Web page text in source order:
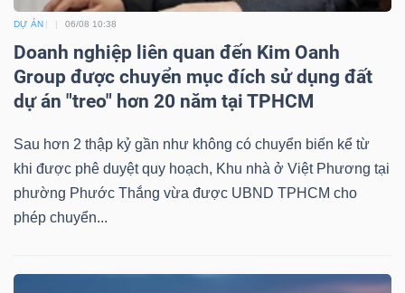
DỰ ÁN 06/08 10:38
Doanh nghiệp liên quan đến Kim Oanh
Group được chuyển mục đích sử dụng đất
dự án "treo" hơn 20 năm tại TPHCM
Sau hơn 2 thập kỷ gần như không có chuyển biến kể từ
khi được phê duyệt quy hoạch, Khu nhà ở Việt Phương tại
phường Phước Thắng vừa được UBND TPHCM cho
phép chuyển...